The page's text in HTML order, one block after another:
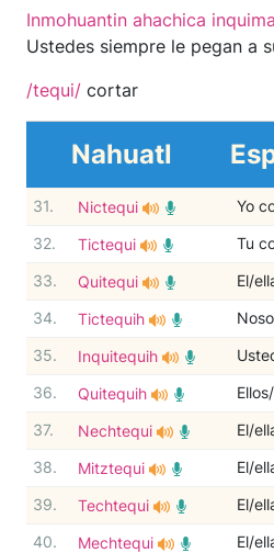
Inmohuantin ahachica
Ustedes siempre le pegan a
/tequi/ cortar
Nahuatl
31. Nictequi Yo
32. Tictequi Tu
33. Quitequi El/
34. Tictequih
35. Inquitequih
36. Quitequih
37. Nechtequi El/
38. Mitztequi El/
39. Techtequi El/
40. Mechtequi El/